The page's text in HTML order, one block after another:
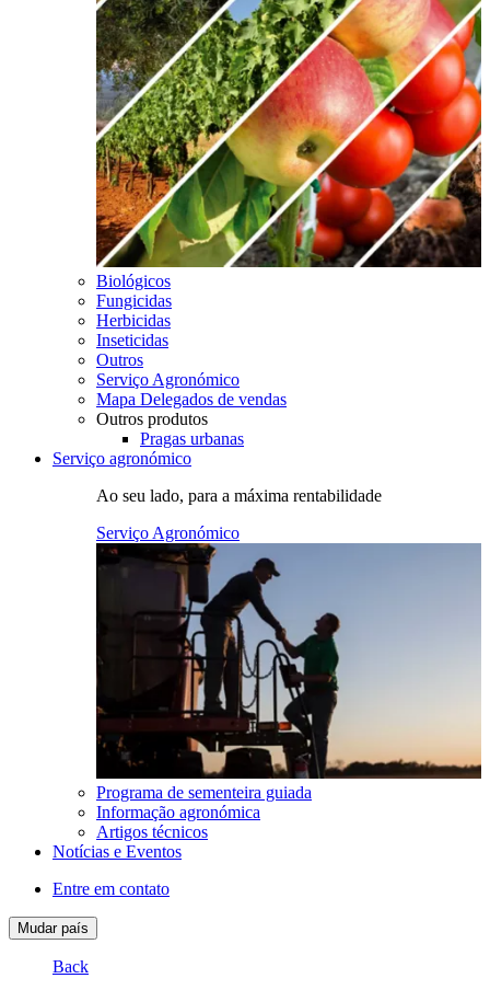
Biológicos
Fungicidas
Herbicidas
Inseticidas
Outros
Serviço Agronómico
Mapa Delegados de vendas
Outros produtos
Pragas urbanas
Serviço agronómico
Ao seu lado, para a máxima rentabilidade
Serviço Agronómico
Programa de sementeira guiada
Informação agronómica
Artigos técnicos
Notícias e Eventos
Entre em contato
Mudar país
Back